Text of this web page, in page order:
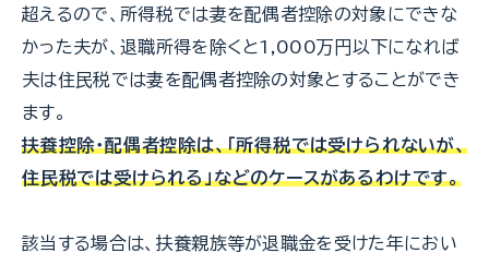
超えるので、所得税では妻を配偶者控除の対象にできな
かった夫が、退職所得を除くと1,000万円以下になれば
夫は住民税では妻を配偶者控除の対象とすることができ
ます。
扶養控除・配偶者控除は、「所得税では受けられないが、
住民税では受けられる」などのケースがあるわけです。
該当する場合は、扶養親族等が退職金を受けた年におい